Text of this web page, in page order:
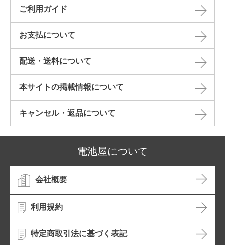
ご利用ガイド
お支払について
配送・送料について
本サイトの掲載情報について​
キャンセル・返品について​
電池屋について
会社概要
利用規約
特定商取引法に基づく表記